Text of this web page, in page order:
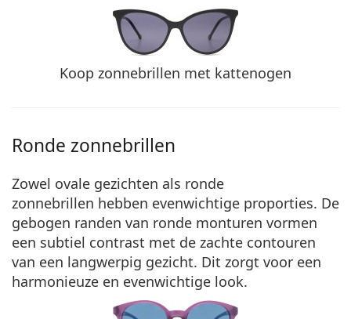
Koop zonnebrillen met kattenogen
Ronde zonnebrillen
Zowel ovale gezichten als ronde
zonnebrillen hebben evenwichtige proporties. De
gebogen randen van ronde monturen vormen
een subtiel contrast met de zachte contouren
van een langwerpig gezicht. Dit zorgt voor een
harmonieuze en evenwichtige look.